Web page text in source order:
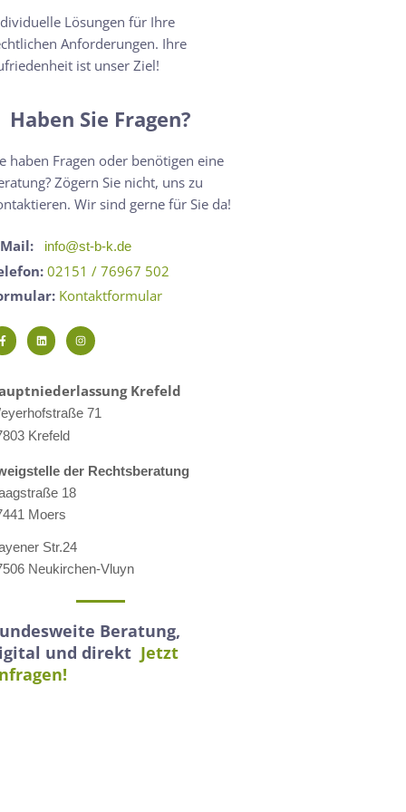
Lösungen für Ihre
Anforderungen. Ihre
ist unser Ziel!
Haben Sie Fragen?
haben Fragen oder benötigen eine
Zögern Sie nicht, uns zu
Wir sind gerne für Sie da!
Mail: info@st-b-k.de
02151 / 76967 502
Kontaktformular
Krefeld
71
Krefeld
der Rechtsberatung
18
Moers
Str.24
Neukirchen-Vluyn
Beratung,
und direkt Jetzt